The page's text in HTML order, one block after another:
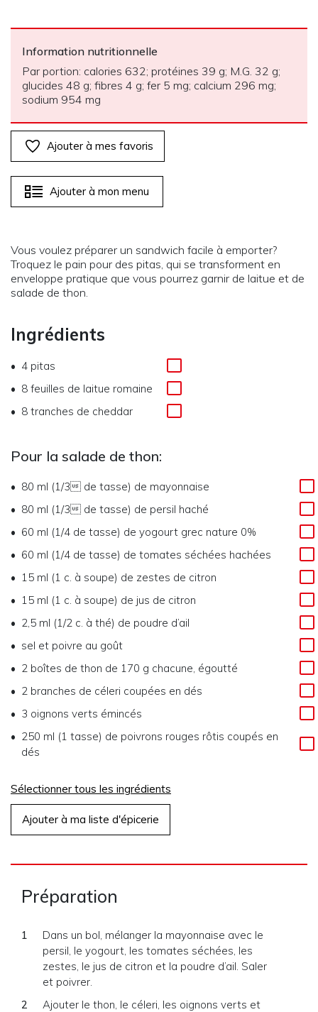
Information nutritionnelle
Par portion: calories 632; protéines 39 g; M.G. 32 g;
glucides 48 g; fibres 4 g; fer 5 mg; calcium 296 mg;
sodium 954 mg
Ajouter à mes favoris
Ajouter à mon menu
Vous voulez préparer un sandwich facile à emporter?
Troquez le pain pour des pitas, qui se transforment en
enveloppe pratique que vous pourrez garnir de laitue et de
salade de thon.
Ingrédients
4 pitas
8 feuilles de laitue romaine
8 tranches de cheddar
Pour la salade de thon:
80 ml (1/3 de tasse) de mayonnaise
80 ml (1/3 de tasse) de persil haché
60 ml (1/4 de tasse) de yogourt grec nature 0%
60 ml (1/4 de tasse) de tomates séchées hachées
15 ml (1 c. à soupe) de zestes de citron
15 ml (1 c. à soupe) de jus de citron
2,5 ml (1/2 c. à thé) de poudre d’ail
sel et poivre au goût
2 boîtes de thon de 170 g chacune, égoutté
2 branches de céleri coupées en dés
3 oignons verts émincés
250 ml (1 tasse) de poivrons rouges rôtis coupés en
dés
Sélectionner tous les ingrédients
Ajouter à ma liste d'épicerie
Préparation
Dans un bol, mélanger la mayonnaise avec le
persil, le yogourt, les tomates séchées, les
zestes, le jus de citron et la poudre d’ail. Saler
et poivrer.
Ajouter le thon, le céleri, les oignons verts et